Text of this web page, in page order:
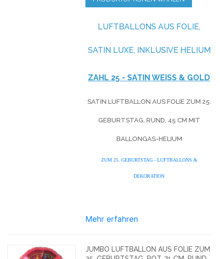
LUFTBALLONS AUS FOLIE,
SATIN LUXE, INKLUSIVE HELIUM
ZAHL 25 - SATIN WEISS & GOLD
SATIN LUFTBALLON AUS FOLIE ZUM 25.
GEBURTSTAG, RUND, 45 CM MIT
BALLONGAS-HELIUM
ZUM 25. GEBURTSTAG - LUFTBALLONS &
DEKORATION
Mehr erfahren
JUMBO LUFTBALLON AUS FOLIE ZUM